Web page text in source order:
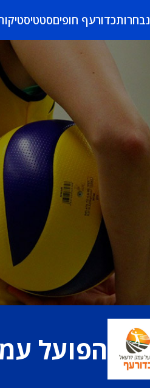
נבחרותכדורעף חופים
הפועל